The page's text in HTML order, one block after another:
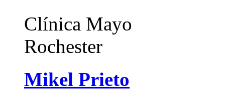
Clínica Mayo
Rochester
Mikel Prieto